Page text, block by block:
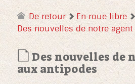
De retour
En roue libre
Des nouvelles de notre
Des nouvelles de
aux antipodes